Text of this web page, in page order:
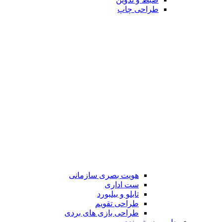
طراحی چاپ
هویت بصری سازمانی
ست اداری
تابلو و بیلبورد
طراحی تقویم
طراحی بازی های بردی